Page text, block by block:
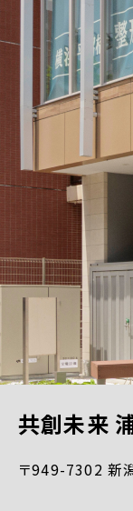
共創未来
〒949-7302 新